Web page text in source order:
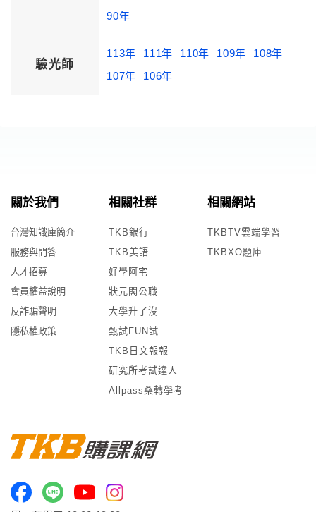
90年
驗光師
113年 111年 110年 109年
108年
107年
106年
關於我們
台灣知識庫簡介
服務與問答
人才招募
會員權益說明
反詐騙聲明
隱私權政策
相關社群
TKB銀行
TKB美語
好學阿宅
狀元閣公職
大學升了沒
甄試FUN試
TKB日文報報
研究所考試達人
Allpass桑轉學考
相關網站
TKBTV雲端學習
TKBXO題庫